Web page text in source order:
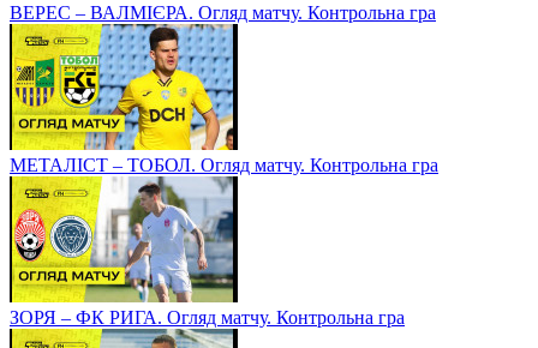
ВЕРЕС – ВАЛМІЄРА. Огляд матчу. Контрольна гра
МЕТАЛІСТ – ТОБОЛ. Огляд матчу. Контрольна гра
ЗОРЯ – ФК РИГА. Огляд матчу. Контрольна гра